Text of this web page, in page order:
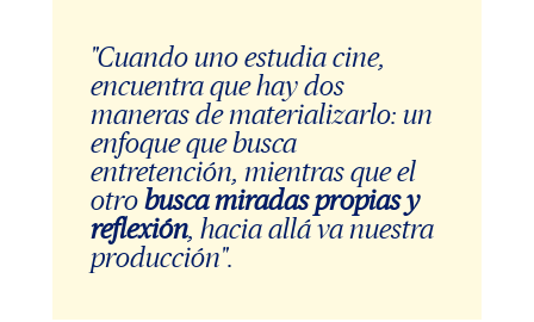
"Cuando uno estudia cine,
encuentra que hay dos
maneras de materializarlo: un
enfoque que busca
entretención, mientras que el
otrobusca miradas propias y
reflexión, hacia allá va nuestra
producción".